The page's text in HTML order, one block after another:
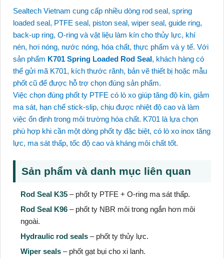
Sealtech Vietnam cung cấp nhiều dòng rod seal, spring
loaded seal, PTFE seal, piston seal, wiper seal, guide ring,
back-up ring, O-ring và vật liệu làm kín cho thủy lực, khí
nén, hơi nóng, nước nóng, hóa chất, thực phẩm và y tế. Với
sản phẩm K701 Spring Loaded Rod Seal, khách hàng có
thể gửi mã K701, kích thước rãnh, bản vẽ thiết bị hoặc mẫu
phốt cũ để được hỗ trợ chọn đúng sản phẩm.
Việc chọn đúng phốt ty PTFE có lò xo giúp tăng độ kín, giảm
ma sát, hạn chế stick-slip, chịu được nhiệt độ cao và làm
việc ổn định trong môi trường hóa chất. K701 là lựa chọn
phù hợp khi cần một dòng phốt ty đặc biệt, có lò xo inox tăng
lực, ma sát thấp, tốc độ cao và kháng môi chất tốt.
Sản phẩm và danh mục liên quan
Rod Seal K35 – phốt ty PTFE + O-ring ma sát thấp.
Rod Seal K96 – phốt ty NBR môi trong ngắn hơn môi
ngoài.
Hydraulic rod seals – phốt ty thủy lực.
Wiper seals – phốt gạt bụi cho xi lanh.